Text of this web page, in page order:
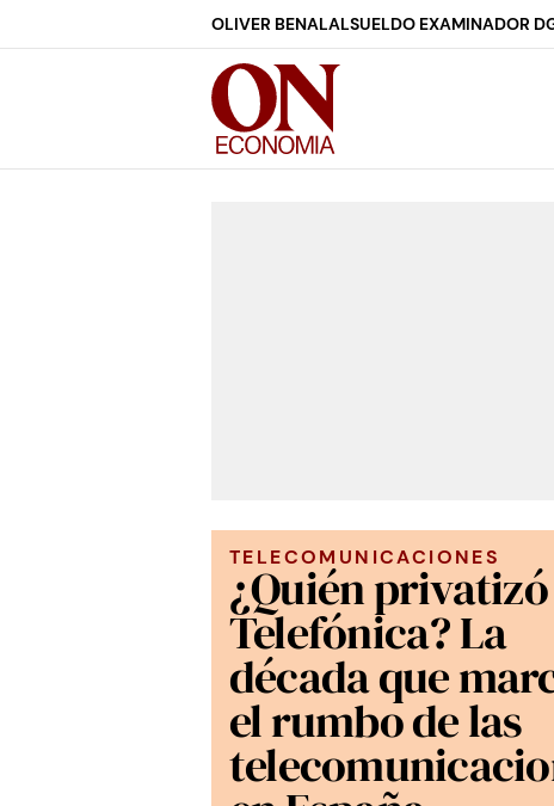
OLIVER BENALALSUELDO EXAMINADOR
TELECOMUNICACIONES
¿Quién privatizó
Telefónica? La
década que
el rumbo de las